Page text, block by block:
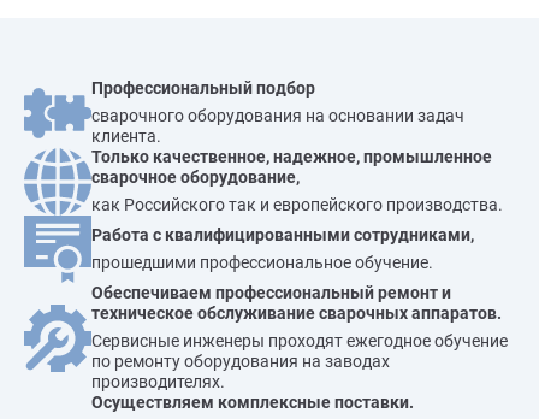
Профессиональный подбор
сварочного оборудования на основании задач
клиента.
Только качественное, надежное, промышленное
сварочное оборудование,
как Российского так и европейского производства.
Работа с квалифицированными сотрудниками,
прошедшими профессиональное обучение.
Обеспечиваем профессиональный ремонт и
техническое обслуживание сварочных аппаратов.
Сервисные инженеры проходят ежегодное обучение
по ремонту оборудования на заводах
производителях.
Осуществляем комплексные поставки.